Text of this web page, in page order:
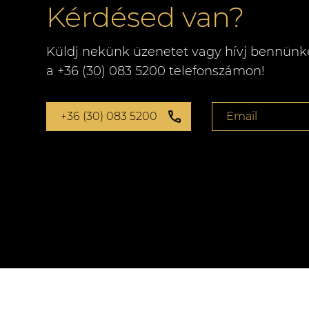
Kérdésed van?
Küldj nekünk üzenetet vagy hívj
a +36 (30) 083 5200 telefonszámon!
+36 (30) 083 5200 Email